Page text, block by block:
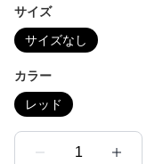
サイズ
サイズなし
カラー
レッド
1